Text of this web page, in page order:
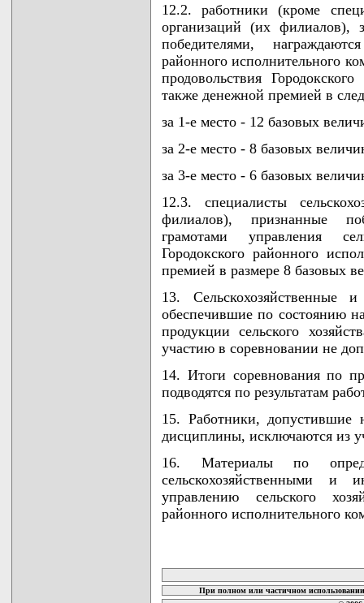
12.2. работники (кроме
организаций (их
победителями,
районного исполнительного
продовольствия
также денежной премией в
за 1-е место - 12 базовых
за 2-е место - 8 базовых
за 3-е место - 6 базовых
12.3. специалисты
филиалов), признанные
грамотами управления
Городокского районного
премией в размере 8 базовых
13.
обеспечившие по состоянию
продукции сельского
участию в соревновании не
14. Итоги соревнования по
подводятся по результатам
15. Работники, допустившие
дисциплины, исключаются из
16. Материалы по
сельскохозяйственными и
управлению сельского
районного исполнительного
При полном или частичном